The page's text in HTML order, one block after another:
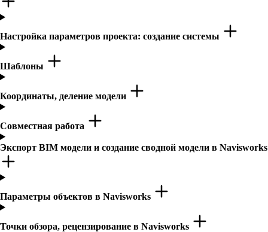
Настройка параметров проекта: создание системы
Шаблоны
Координаты, деление модели
Совместная работа
Экспорт BIM модели и создание сводной модели в Navisworks
Параметры объектов в Navisworks
Точки обзора, рецензирование в Navisworks